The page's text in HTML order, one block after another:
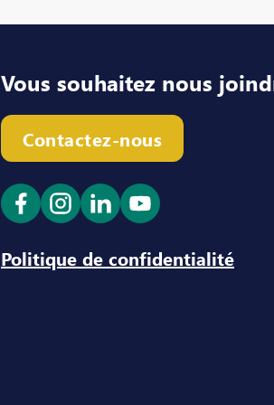
Vous souhaitez nous
Contactez-nous
Ouvrir le lien dans un nouvel
Ouvrir le lien dans un
Ouvrir le lien dans
Ouvrir le lien
Politique de confidentialité